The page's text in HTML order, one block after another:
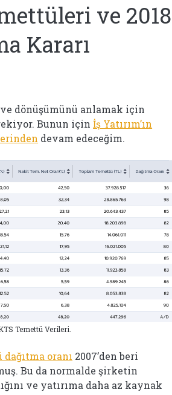
ve 2018
Kararı
ve dönüşümünü anlamak için
Bunun içinİş Yatırım’ın
devam edeceğim.
Temettü Verileri.
oranı 2007’den beri
Bu da normalde şirketin
ve yatırıma daha az kaynak